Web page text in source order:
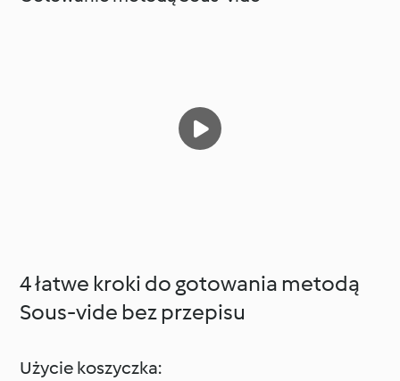
4 łatwe kroki do gotowania metodą
Sous-vide bez przepisu
Użycie koszyczka: